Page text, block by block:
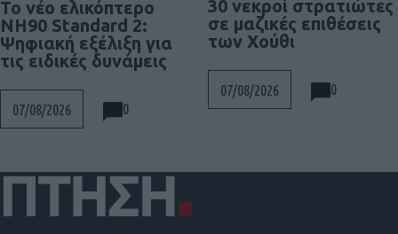
To νέο ελικόπτερο
NH90 Standard 2:
Ψηφιακή εξέλιξη για
τις ειδικές δυνάμεις
07/08/2026 0
30 νεκροί στρατιώτες
σε μαζικές επιθέσεις
των Χούθι
07/08/2026 0